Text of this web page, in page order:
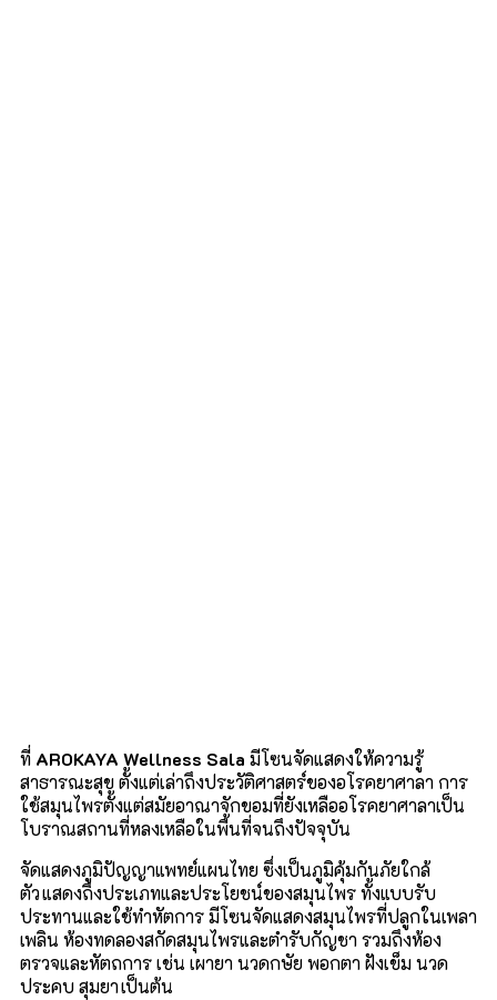
ที่ AROKAYA Wellness Sala มีโซนจัดแสดงให้ความรู้
สาธารณะสุข ตั้งแต่เล่าถึงประวัติศาสตร์ของอโรคยาศาลาการ
ใช้สมุนไพรตั้งแต่สมัยอาณาจักขอมที่ยังเหลืออโรคยาศาลาเป็น
โบราณสถานที่หลงเหลือในพื้นที่จนถึงปัจจุบัน
จัดแสดงภูมิปัญญาแพทย์แผนไทย ซึ่งเป็นภูมิคุ้มกันภัยใกล้
ตัวแสดงถึงประเภทและประโยชน์ของสมุนไพร ทั้งแบบรับ
ประทานและใช้ทำหัตการ มีโซนจัดแสดงสมุนไพรที่ปลูกในเพลา
เพลิน ห้องทดลองสกัดสมุนไพรและตำรับกัญชารวมถึงห้อง
ตรวจและหัตถการเช่น เผายา นวดกษัยพอกตาฝังเข็ม นวด
ประคบ สุมยาเป็นต้น